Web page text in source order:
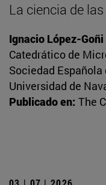
La ciencia de
Ignacio López-Goñi
Catedrático de
Sociedad
Universidad de
Publicado en: The